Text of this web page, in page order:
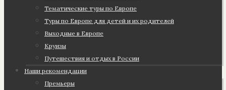
Тематические туры по Европе
Туры по Европе для детей и их родителей
Выходные в Европе
Круизы
Путешествия и отдых в России
Наши рекомендации
Премьеры